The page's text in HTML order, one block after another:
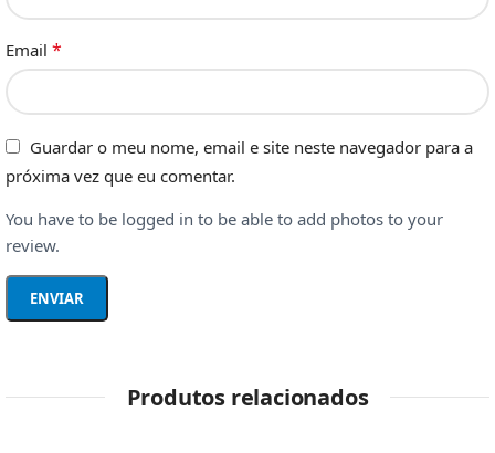
Email *
Guardar o meu nome, email e site neste navegador para a
próxima vez que eu comentar.
You have to be logged in to be able to add photos to your
review.
Produtos relacionados